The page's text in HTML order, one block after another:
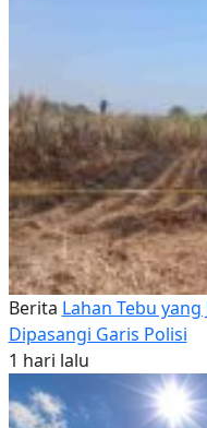
Berita Lahan Tebu yang
Dipasangi Garis Polisi
1 hari lalu